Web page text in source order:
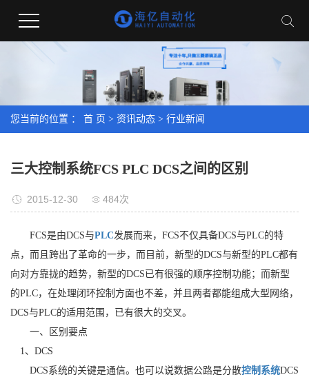
您当前的位置 ： 首 页 > 资讯动态 > 行业新闻
三大控制系统FCS PLC DCS之间的区别
2015-12-30 484次
FCS是由DCS与PLC发展而来，FCS不仅具备DCS与PLC的特
点，而且跨出了革命的一步，而目前，新型的DCS与新型的PLC都有
向对方靠拢的趋势，新型的DCS已有很强的顺序控制功能；而新型
的PLC，在处理闭环控制方面也不差，并且两者都能组成大型网络，
DCS与PLC的适用范围，已有很大的交叉。
一、区别要点
1、DCS
DCS系统的关键是通信。也可以说数据公路是分散控制系统DCS